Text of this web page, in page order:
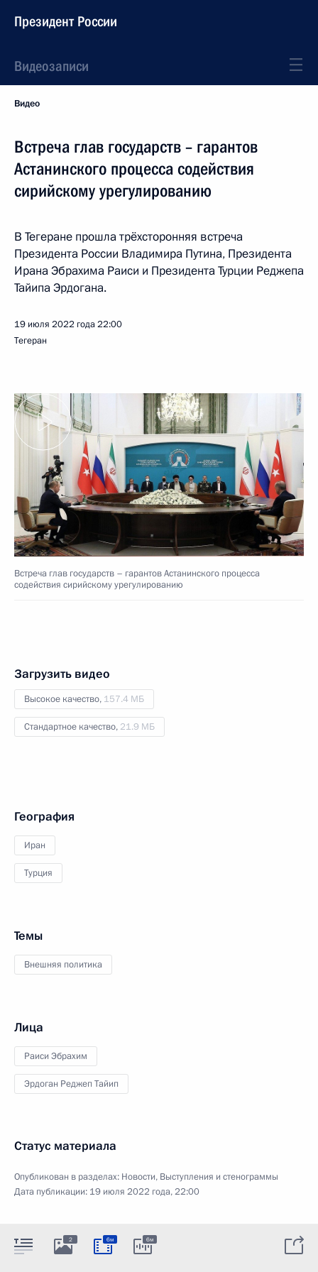
Президент России
Видеозаписи
Видео
Встреча глав государств – гарантов
Астанинского процесса содействия
сирийскому урегулированию
В Тегеране прошла трёхсторонняя встреча
Президента России Владимира Путина, Президента
Ирана Эбрахима Раиси и Президента Турции Реджепа
Тайипа Эрдогана.
19 июля 2022 года22:00
Тегеран
Встреча глав государств – гарантов Астанинского процесса
содействия сирийскому урегулированию
Загрузить видео
Высокое качество, 157.4 МБ
Стандартное качество, 21.9 МБ
География
Иран
Турция
Темы
Внешняя политика
Лица
Раиси Эбрахим
Эрдоган Реджеп Тайип
Статус материала
Опубликован в разделах: Новости, Выступления и стенограммы
Дата публикации: 19 июля 2022 года, 22:00
2 6м 6м